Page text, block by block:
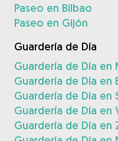
Paseo en Bilbao
Paseo en Gijón
Guardería de Día
Guardería de Día en
Guardería de Día en
Guardería de Día en
Guardería de Día en
Guardería de Día en